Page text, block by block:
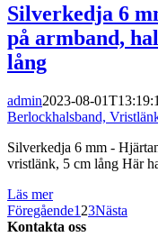
Silverkedja 6
på armband,
lång
admin2023-08-
Berlockhalsband,
Silverkedja 6 mm -
vristlänk, 5 cm lång Här
Läs mer
Föregående1 23Nästa
Kontakta oss